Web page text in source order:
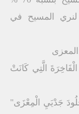
الشخصيه بنسبه 30 % لنري المسيح في
الَّتِي كَانَتْ
جَدْيَيِ الْمِعْزَى"